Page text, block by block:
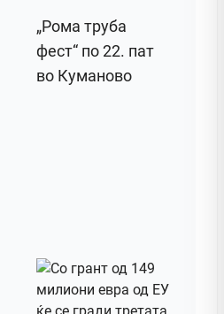
„Рома труба
фест“ по 22. пат
во Куманово